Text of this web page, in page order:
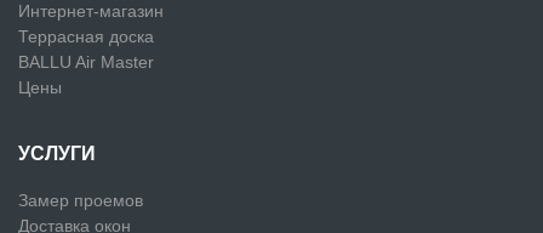
Интернет-магазин
Террасная доска
BALLU Air Master
Цены
УСЛУГИ
Замер проемов
Доставка окон